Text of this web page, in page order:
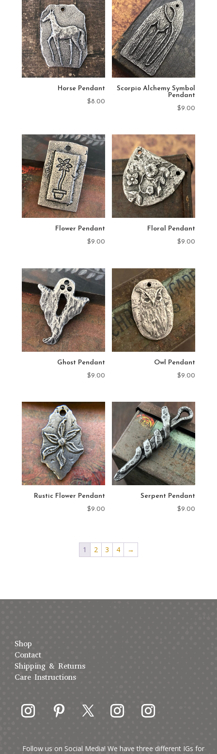
Horse Pendant
$8.00
Scorpio Alchemy Symbol
Pendant
$9.00
Flower Pendant
$9.00
Floral Pendant
$9.00
Ghost Pendant
$9.00
Owl Pendant
$9.00
Rustic Flower Pendant
$9.00
Serpent Pendant
$9.00
1 2 3 4 →
Shop
Contact
Shipping & Returns
Care Instructions
Follow us on Social Media! We have three different IGs for